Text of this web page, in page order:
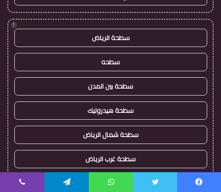
!
سطحة الرياض
سطحه
سطحة بين المدن
سطحة هيدروليك
سطحة شمال الرياض
سطحة غرب الرياض
سطحة جنوب الرياض